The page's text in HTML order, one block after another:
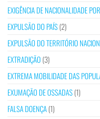
EXIGÊNCIA DE NACIONALIDADE
EXPULSÃO DO PAÍS(2)
EXPULSÃO DO TERRITÓRIO
EXTRADIÇÃO (3)
EXTREMA MOBILIDADE DAS
EXUMAÇÃO DE OSSADAS(1)
FALSA DOENÇA(1)